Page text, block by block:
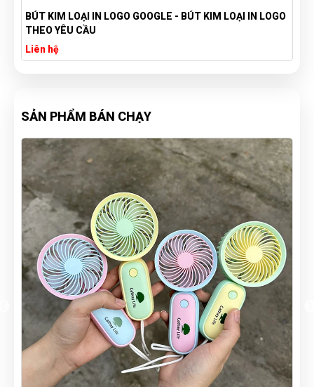
BÚT KIM LOẠI IN LOGO GOOGLE - BÚT KIM LOẠI IN LOGO
THEO YÊU CẦU
Liên hệ
SẢN PHẨM BÁN CHẠY